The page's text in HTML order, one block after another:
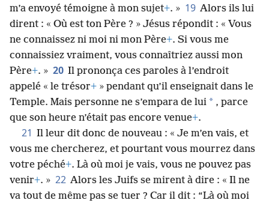
m’a envoyé témoigne à mon sujet+. » 19 Alors ils lui
dirent : « Où est ton Père ? » Jésus répondit : « Vous
ne connaissez ni moi ni mon Père+. Si vous me
connaissiez vraiment, vous connaîtriez aussi mon
Père+. » 20 Il prononça ces paroles à l’endroit
appelé « le trésor+ » pendant qu’il enseignait dans le
Temple. Mais personne ne s’empara de lui * , parce
que son heure n’était pas encore venue+.
21 Il leur dit donc de nouveau : « Je m’en vais, et
vous me chercherez, et pourtant vous mourrez dans
votre péché+. Là où moi je vais, vous ne pouvez pas
venir+. » 22 Alors les Juifs se mirent à dire : « Il ne
va tout de même pas se tuer ? Car il dit : “Là où moi